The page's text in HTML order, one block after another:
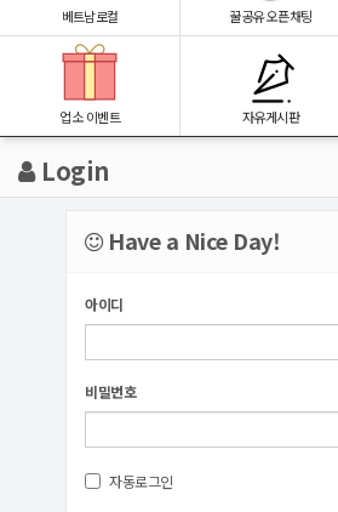
베트남로컬 꿀공유 오픈채팅
업소 이벤트 자유게시판
Login
Have a Nice Day!
아이디
비밀번호
자동로그인